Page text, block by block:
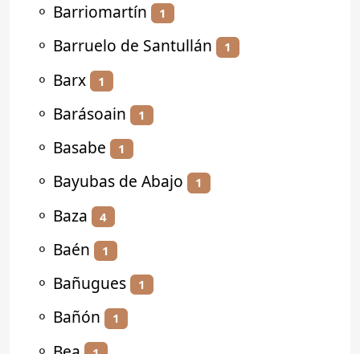
⚬ Barriomartín 1
⚬ Barruelo de Santullán 1
⚬ Barx 1
⚬ Barásoain 1
⚬ Basabe 1
⚬ Bayubas de Abajo 1
⚬ Baza 4
⚬ Baén 1
⚬ Bañugues 1
⚬ Bañón 1